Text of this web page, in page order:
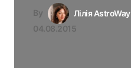
By
Лілія AstroWay
04.08.2015